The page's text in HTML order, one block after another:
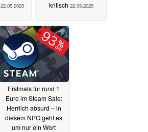
22.05.2025
kritisch 22.05.2025
Erstmals für rund 1
Euro im Steam Sale:
Herrlich absurd – in
diesem NPG geht es
um nur ein Wort